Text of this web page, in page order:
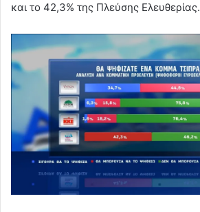
και το 42,3% της Πλεύσης Ελευθερίας.